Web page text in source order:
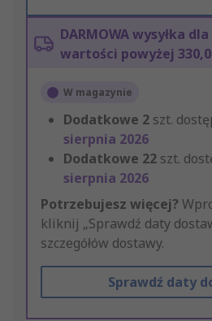
DARMOWA wysyłka
wartości powyżej
W magazynie
Dodatkowe 2 szt.
sierpnia 2026
Dodatkowe 22 szt.
sierpnia 2026
Potrzebujesz więcej?
kliknij „Sprawdź daty
szczegółów dostawy.
Sprawdź daty